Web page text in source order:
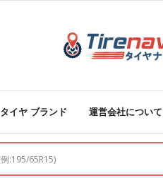
タイヤ ブランド 運営会社について